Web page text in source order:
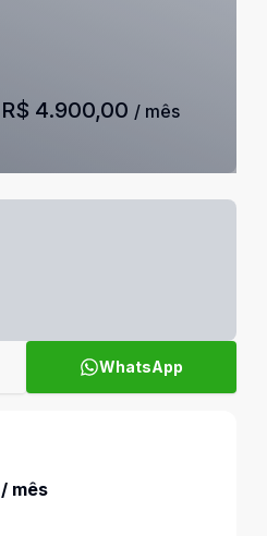
R$ 4.900,00 / mês
WhatsApp
/ mês